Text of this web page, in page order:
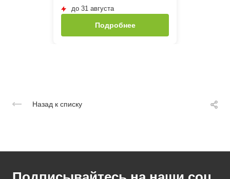
до 31 августа
Подробнее
Назад к списку